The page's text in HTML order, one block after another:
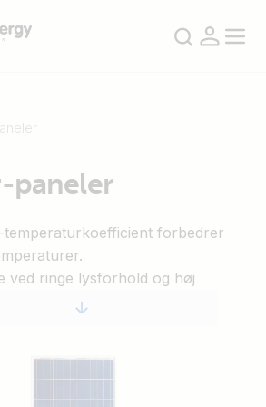
paneler
forbedrer
ved ringe lysforhold og høj
solspektret.